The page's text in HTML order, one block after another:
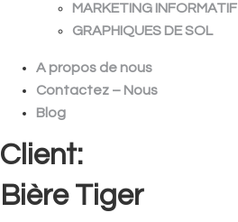
MARKETING INFORMATIF
GRAPHIQUES DE SOL
A propos de nous
Contactez – Nous
Blog
Client:
Bière Tiger